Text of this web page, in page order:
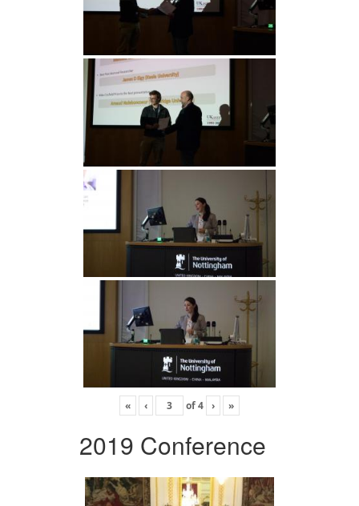
« ‹ of4 › »
2019 Conference